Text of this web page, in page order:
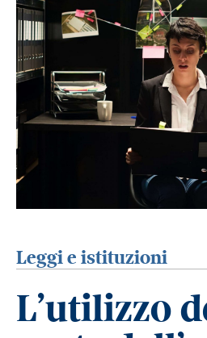
Leggi e istituzioni
L’utilizzo